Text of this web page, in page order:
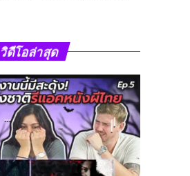
วิดีโอล่าสุด